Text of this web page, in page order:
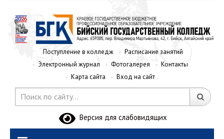
Поступление в колледж
Расписание занятий
Электронный журнал
Фотогалерея
Контакты
Карта сайта
Вход на сайт
Версия для слабовидящих